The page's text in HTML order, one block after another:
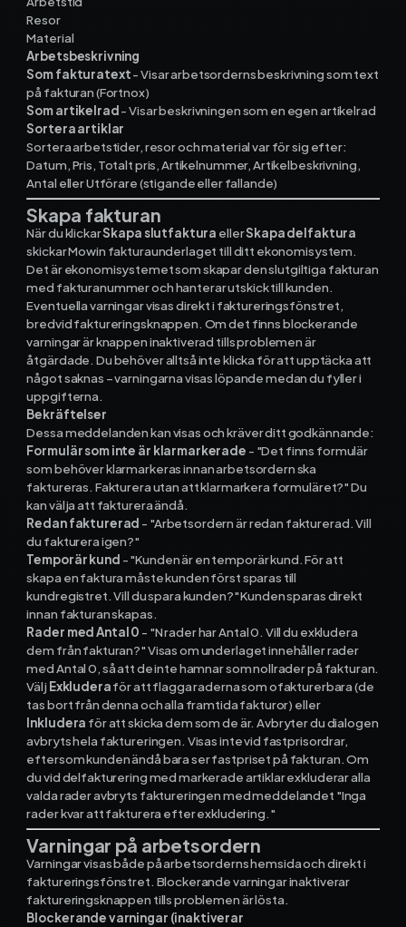
Resor
Material
Arbetsbeskrivning
Som fakturatext- Visar arbetsorderns beskrivning som text
på fakturan (Fortnox)
Som artikelrad- Visar beskrivningen som en egen artikelrad
Sortera artiklar
Sortera arbetstider, resor och material var för sig efter:
Datum, Pris, Totalt pris, Artikelnummer, Artikelbeskrivning,
Antal eller Utförare (stigande eller fallande)
Skapa fakturan
När du klickarSkapa slutfaktura ellerSkapa delfaktura
skickar Mowin fakturaunderlaget till ditt ekonomisystem.
Det är ekonomisystemet som skapar den slutgiltiga fakturan
med fakturanummer och hanterar utskick till kunden.
Eventuella varningar visas direkt i faktureringsfönstret,
bredvid faktureringsknappen. Om det finns blockerande
varningar är knappen inaktiverad tills problemen är
åtgärdade. Du behöver alltså inte klicka för att upptäcka att
något saknas – varningarna visas löpande medan du fyller i
uppgifterna.
Bekräftelser
Dessa meddelanden kan visas och kräver ditt godkännande:
Formulär som inte är klarmarkerade - "Det finns formulär
som behöver klarmarkeras innan arbetsordern ska
faktureras. Fakturera utan att klarmarkera formuläret?" Du
kan välja att fakturera ändå.
Redan fakturerad - "Arbetsordern är redan fakturerad. Vill
du fakturera igen?"
Temporär kund - "Kunden är en temporär kund. För att
skapa en faktura måste kunden först sparas till
kundregistret. Vill du spara kunden?" Kunden sparas direkt
innan fakturan skapas.
Rader med Antal 0 - "N rader har Antal 0. Vill du exkludera
dem från fakturan?" Visas om underlaget innehåller rader
med Antal 0, så att de inte hamnar som nollrader på fakturan.
Välj Exkluderaför att flagga raderna som ofakturerbara (de
tas bort från denna och alla framtida fakturor) eller
Inkludera för att skicka dem som de är. Avbryter du dialogen
avbryts hela faktureringen. Visas inte vid fastprisordrar,
eftersom kunden ändå bara ser fastpriset på fakturan. Om
du vid delfakturering med markerade artiklar exkluderar alla
valda rader avbryts faktureringen med meddelandet "Inga
rader kvar att fakturera efter exkludering."
Varningar på arbetsordern
Varningar visas både på arbetsorderns hemsida och direkt i
faktureringsfönstret. Blockerande varningar inaktiverar
faktureringsknappen tills problemen är lösta.
Blockerande varningar (inaktiverar